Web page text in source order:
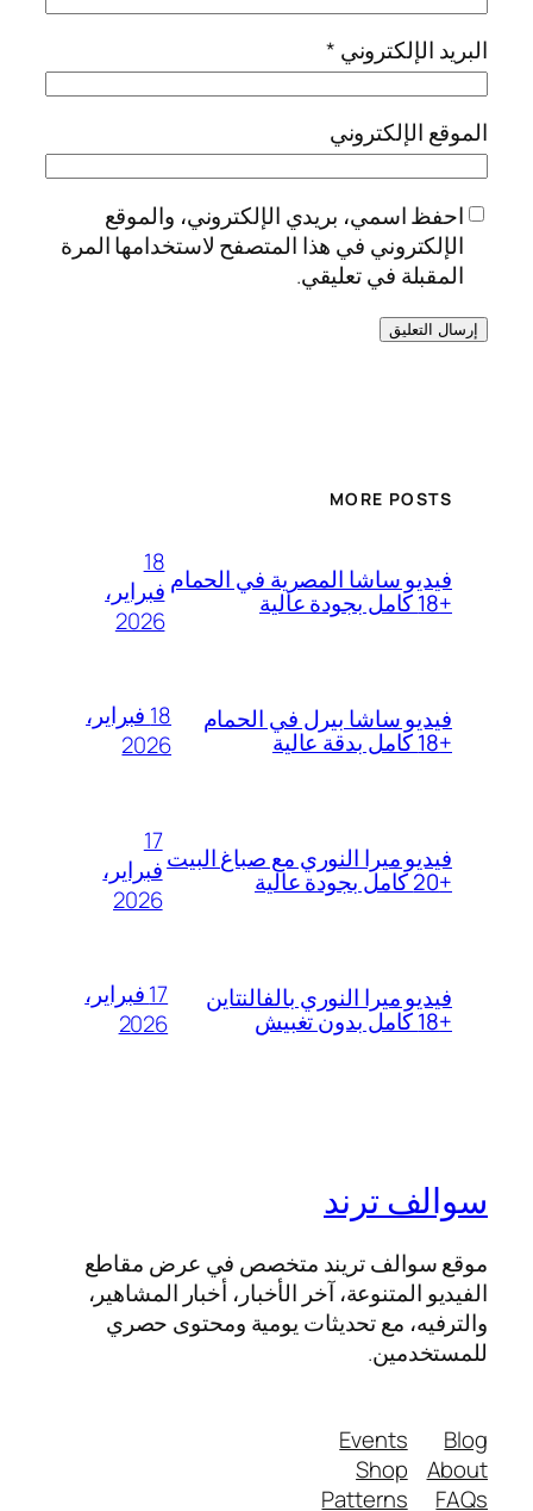
البريد الإلكتروني *
الموقع الإلكتروني
احفظ اسمي، بريدي الإلكتروني، والموقع
الإلكتروني في هذا المتصفح لاستخدامها المرة
المقبلة في تعليقي.
MORE POSTS
فيديو ساشا المصرية في الحمام
+18 كامل بجودة عالية
18
فبراير،
2026
فيديو ساشا بيرل في الحمام
+18 كامل بدقة عالية
18 فبراير،
2026
فيديو ميرا النوري مع صباغ البيت
+20 كامل بجودة عالية
17
فبراير،
2026
فيديو ميرا النوري بالفالنتاين
+18 كامل بدون تغبيش
17 فبراير،
2026
سوالف ترند
موقع سوالف تريند متخصص في عرض مقاطع
الفيديو المتنوعة، آخر الأخبار، أخبار المشاهير،
والترفيه، مع تحديثات يومية ومحتوى حصري
للمستخدمين.
Blog
About
FAQs
Events
Shop
Patterns